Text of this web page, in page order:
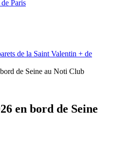
Paris
de la Saint Valentin + de
de Seine au Noti Club
en bord de Seine